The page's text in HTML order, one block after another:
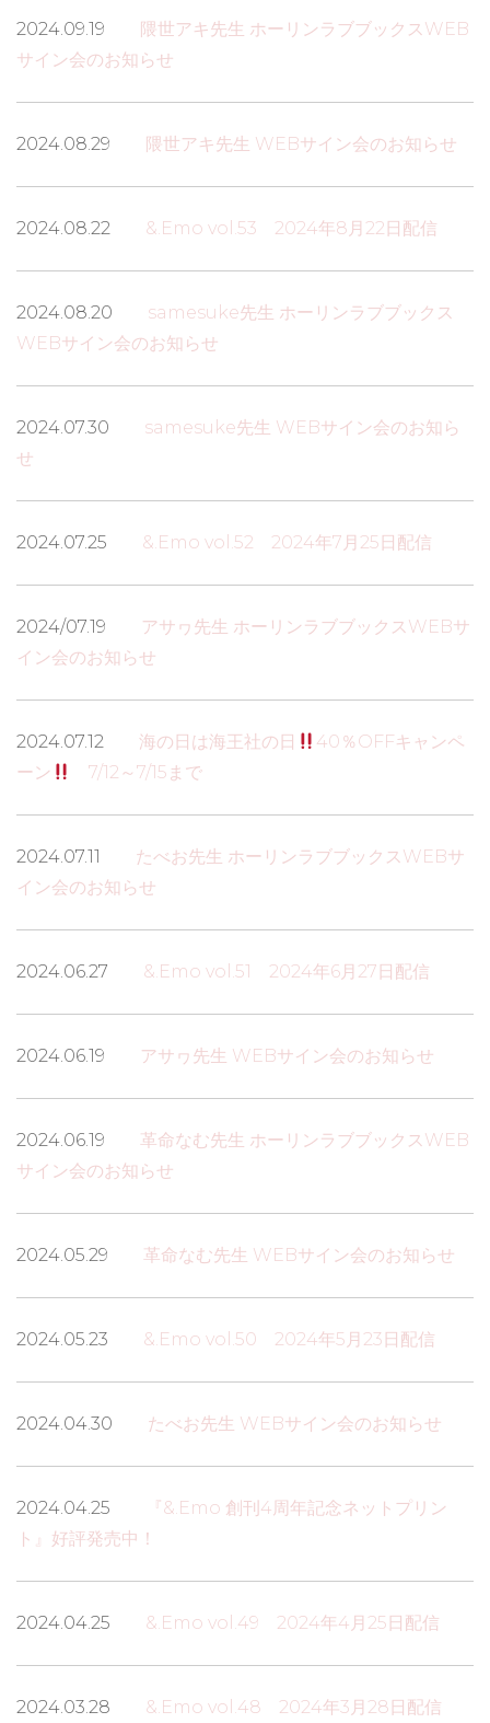
2024.09.19 隈世アキ先生 ホーリンラブブックスWEB
サイン会のお知らせ
2024.08.29 隈世アキ先生 WEBサイン会のお知らせ
2024.08.22 &.Emo vol.53 2024年8月22日配信
2024.08.20 samesuke先生 ホーリンラブブックス
WEBサイン会のお知らせ
2024.07.30 samesuke先生 WEBサイン会のお知ら
せ
2024.07.25 &.Emo vol.52 2024年7月25日配信
2024/07.19
アサヮ先生 ホーリンラブブックスWEBサ
イン会のお知らせ
2024.07.12 海の日は海王社の日
40％OFFキャンペ
ーン
7/12～7/15まで
2024.07.11 たべお先生 ホーリンラブブックスWEBサ
イン会のお知らせ
2024.06.27 &.Emo vol.51 2024年6月27日配信
2024.06.19 アサヮ先生 WEBサイン会のお知らせ
2024.06.19 革命なむ先生 ホーリンラブブックスWEB
サイン会のお知らせ
2024.05.29 革命なむ先生 WEBサイン会のお知らせ
2024.05.23 &.Emo vol.50 2024年5月23日配信
2024.04.30 たべお先生 WEBサイン会のお知らせ
2024.04.25
『&.Emo 創刊4周年記念ネットプリン
ト』好評発売中！
2024.04.25 &.Emo vol.49 2024年4月25日配信
2024.03.28 &.Emo vol.48 2024年3月28日配信